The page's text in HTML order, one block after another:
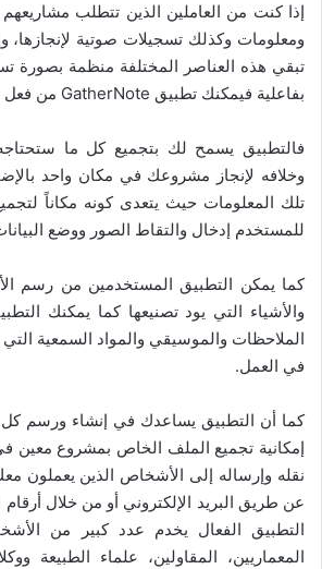
إذا كنت من العاملين الذين تتطلب
ومعلومات وكذلك تسجيلات صوتية
تبقي هذه العناصر المختلفة منظمة بصورة
بفاعلية فيمكنك تطبيق GatherNote من فعل ذلك.
فالتطبيق يسمح لك بتجميع كل ما
وخلافه لإنجاز مشروعك في مكان واحد
تلك المعلومات حيث يتعدى كونه مكاناً
للمستخدم إدخال والتقاط الصور ووضع
كما يمكن التطبيق المستخدمين من رسم
والأشياء التي يود تصنيعها كما يمكنك
الملاحظات والموسيقي والمواد السمعية
في العمل.
كما أن التطبيق يساعدك في إنشاء ورسم كل
نقله وإرساله إلى الأشخاص الذين يعملون
عن طريق البريد الإلكتروني أو من خلال أرقام
التطبيق الفعال يخدم عدد كبير من
المعماريين، المقاولين، علماء الطبيعة